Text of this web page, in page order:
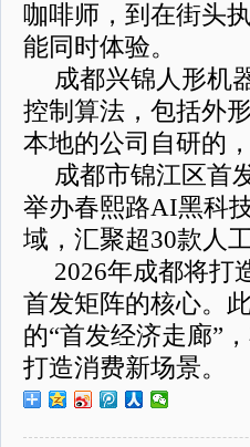
咖啡师，到在街头
能同时体验。
成都兴锦人形机
控制算法，包括外
本地的公司自研的
成都市锦江区首
举办春熙路AI黑科
域，汇聚超30款人
2026年成都将打
首发矩阵的核心。
的“首发经济走廊”
打造消费新场景。